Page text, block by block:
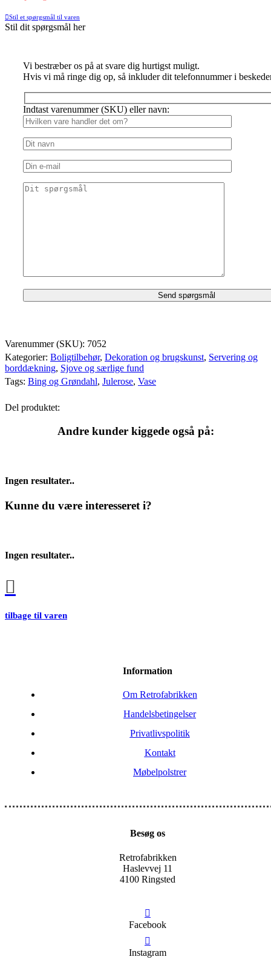
Stil et spørgsmål til varen
Stil dit spørgsmål her
Vi bestræber os på at svare dig hurtigst muligt.
Hvis vi må ringe dig op, så inkluder dit telefonnummer i
Indtast varenummer (SKU) eller navn:
Varenummer (SKU): 7052
Kategorier: Boligtilbehør, Dekoration og brugskunst, Servering og
borddækning, Sjove og særlige fund
Tags: Bing og Grøndahl, Julerose, Vase
Del produktet:
Andre kunder kiggede også på:
Ingen resultater..
Kunne du være interesseret i?
Ingen resultater..
tilbage til varen
Information
Om Retrofabrikken
Handelsbetingelser
Privatlivspolitik
Kontakt
Møbelpolstrer
Besøg os
Retrofabrikken
Haslevvej 11
4100 Ringsted
Facebook
Instagram